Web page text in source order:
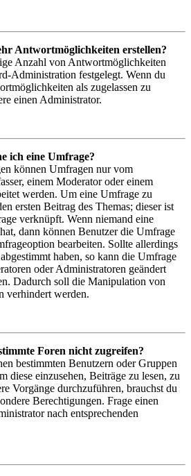
Antwortmöglichkeiten erstellen?
Anzahl von Antwortmöglichkeiten
Administration festgelegt. Wenn du
als zugelassen zu
einen Administrator.
ich eine Umfrage?
können Umfragen nur vom
einem Moderator oder einem
werden. Um eine Umfrage zu
ersten Beitrag des Themas; dieser ist
verknüpft. Wenn niemand eine
dann können Benutzer die Umfrage
bearbeiten. Sollte allerdings
haben, so kann die Umfrage
oder Administratoren geändert
Dadurch soll die Manipulation von
verhindert werden.
Foren nicht zugreifen?
bestimmten Benutzern oder Gruppen
diese einzusehen, Beiträge zu lesen, zu
Vorgänge durchzuführen, brauchst du
Berechtigungen. Frage einen
nach entsprechenden